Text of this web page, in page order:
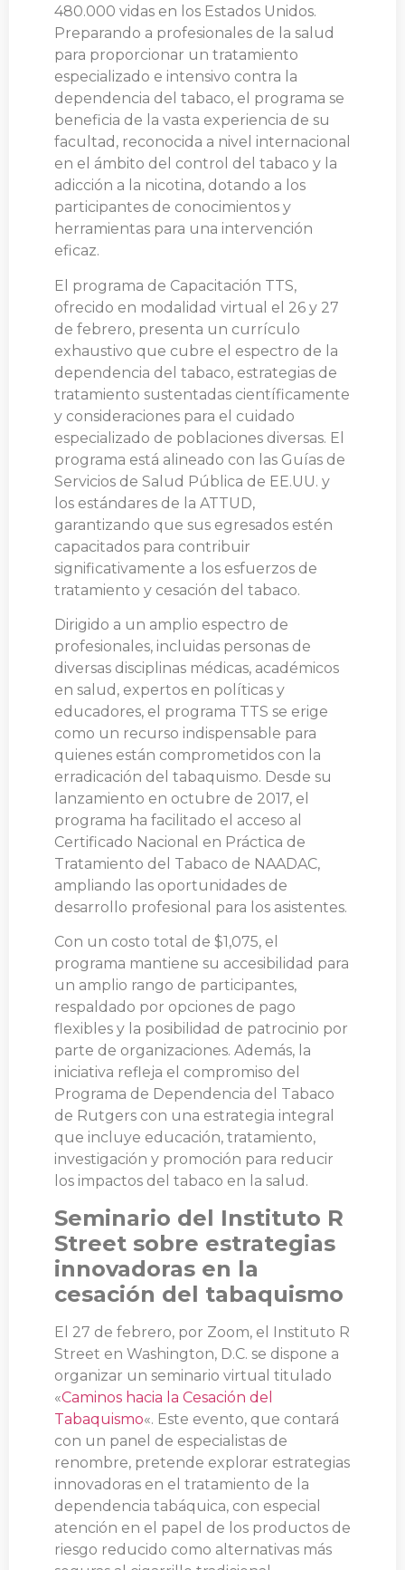
480.000 vidas en los Estados Unidos.
Preparando a profesionales de la salud
para proporcionar un tratamiento
especializado e intensivo contra la
dependencia del tabaco, el programa se
beneficia de la vasta experiencia de su
facultad, reconocida a nivel internacional
en el ámbito del control del tabaco y la
adicción a la nicotina, dotando a los
participantes de conocimientos y
herramientas para una intervención
eficaz.
El programa de Capacitación TTS,
ofrecido en modalidad virtual el 26 y 27
de febrero, presenta un currículo
exhaustivo que cubre el espectro de la
dependencia del tabaco, estrategias de
tratamiento sustentadas científicamente
y consideraciones para el cuidado
especializado de poblaciones diversas. El
programa está alineado con las Guías de
Servicios de Salud Pública de EE.UU. y
los estándares de la ATTUD,
garantizando que sus egresados estén
capacitados para contribuir
significativamente a los esfuerzos de
tratamiento y cesación del tabaco.
Dirigido a un amplio espectro de
profesionales, incluidas personas de
diversas disciplinas médicas, académicos
en salud, expertos en políticas y
educadores, el programa TTS se erige
como un recurso indispensable para
quienes están comprometidos con la
erradicación del tabaquismo. Desde su
lanzamiento en octubre de 2017, el
programa ha facilitado el acceso al
Certificado Nacional en Práctica de
Tratamiento del Tabaco de NAADAC,
ampliando las oportunidades de
desarrollo profesional para los asistentes.
Con un costo total de $1,075, el
programa mantiene su accesibilidad para
un amplio rango de participantes,
respaldado por opciones de pago
flexibles y la posibilidad de patrocinio por
parte de organizaciones. Además, la
iniciativa refleja el compromiso del
Programa de Dependencia del Tabaco
de Rutgers con una estrategia integral
que incluye educación, tratamiento,
investigación y promoción para reducir
los impactos del tabaco en la salud.
Seminario del Instituto R
Street sobre estrategias
innovadoras en la
cesación del tabaquismo
El 27 de febrero, por Zoom, el Instituto R
Street en Washington, D.C. se dispone a
organizar un seminario virtual titulado
«Caminos hacia la Cesación del
Tabaquismo«. Este evento, que contará
con un panel de especialistas de
renombre, pretende explorar estrategias
innovadoras en el tratamiento de la
dependencia tabáquica, con especial
atención en el papel de los productos de
riesgo reducido como alternativas más